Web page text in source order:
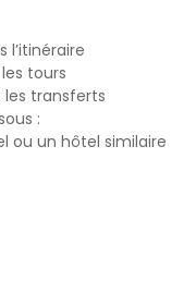
l’itinéraire
tours
transferts
:
ou un hôtel similaire